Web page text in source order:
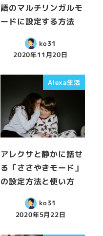
語のマルチリンガルモ
ードに設定する方法
ko31
2020年11月20日
Alexa生活
アレクサと静かに話せ
る「ささやきモード」
の設定方法と使い方
ko31
2020年5月22日